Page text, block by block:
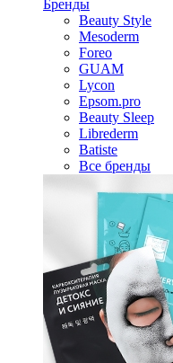
Бренды
Beauty Style
Mesoderm
Foreo
GUAM
Lycon
Epsom.pro
Beauty Sleep
Librederm
Batiste
Все бренды